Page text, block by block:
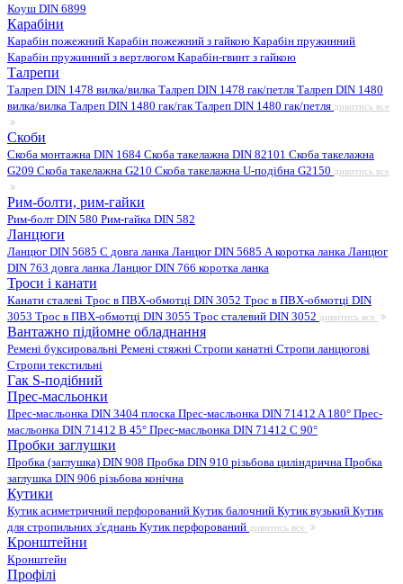
Коуш DIN 6899
Карабіни
Карабін пожежний Карабін пожежний з гайкою Карабін пружинний
Карабін пружинний з вертлюгом Карабін-гвинт з гайкою
Талрепи
Талреп DIN 1478 вилка/вилка Талреп DIN 1478 гак/петля Талреп DIN 1480
вилка/вилка Талреп DIN 1480 гак/гакТалреп DIN 1480 гак/петля дивитись все
Скоби
Скоба монтажна DIN 1684 Скоба такелажна DIN 82101 Скоба такелажна
G209 Скоба такелажна G210 Скоба такелажна U-подібна G2150 дивитись все
Рим-болти, рим-гайки
Рим-болт DIN 580 Рим-гайка DIN 582
Ланцюги
Ланцюг DIN 5685 C довга ланка Ланцюг DIN 5685 А коротка ланка Ланцюг
DIN 763 довга ланка Ланцюг DIN 766 коротка ланка
Троси і канати
Канати сталеві Трос в ПВХ-обмотці DIN 3052 Трос в ПВХ-обмотці DIN
3053 Трос в ПВХ-обмотці DIN 3055 Трос сталевий DIN 3052 дивитись все
Вантажно підйомне обладнання
Ремені буксировальні Ремені стяжні Стропи канатні Стропи ланцюгові
Стропи текстильні
Гак S-подібний
Прес-масльонки
Прес-масльонка DIN 3404 плоска Прес-масльонка DIN 71412 A 180° Прес-
масльонка DIN 71412 B 45° Прес-масльонка DIN 71412 C 90°
Пробки заглушки
Пробка (заглушка) DIN 908 Пробка DIN 910 різьбова циліндрична Пробка
заглушка DIN 906 різьбова конічна
Кутики
Кутик асиметричний перфорований Кутик балочний Кутик вузький Кутик
для стропильних з'єднань Кутик перфорований дивитись все
Кронштейни
Кронштейн
Профілі